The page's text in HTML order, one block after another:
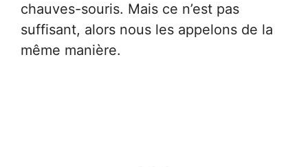
chauves-souris. Mais ce n’est pas
suffisant, alors nous les appelons de la
même manière.